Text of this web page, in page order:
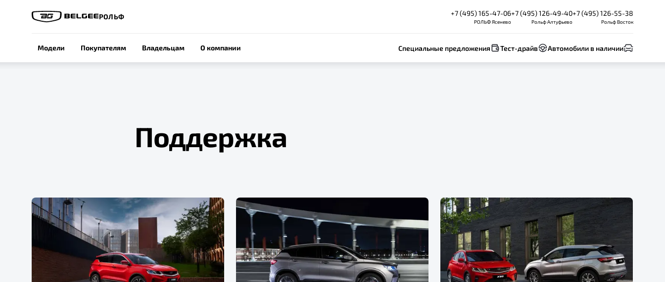
РОЛЬФ +7 (495) 165-47-06
РОЛЬФ Ясенево
+7 (495) 126-49-40
Рольф Алтуфьево
+7 (495) 126-55-38
Рольф Восток
Модели Покупателям Владельцам О компании Специальные предложения Тест-драйв Автомобили в наличии
Поддержка